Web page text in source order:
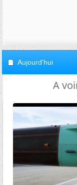
Aujourd'hui
A